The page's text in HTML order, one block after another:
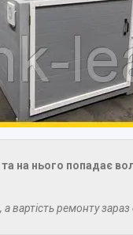
на нього попадає
, а вартість ремонту